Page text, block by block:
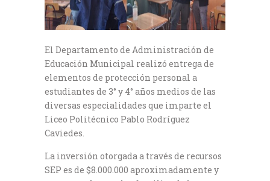
El Departamento de Administración de
Educación Municipal realizó entrega de
elementos de protección personal a
estudiantes de 3° y 4° años medios de las
diversas especialidades que imparte el
Liceo Politécnico Pablo Rodríguez
Caviedes.
La inversión otorgada a través de recursos
SEP es de $8.000.000 aproximadamente y